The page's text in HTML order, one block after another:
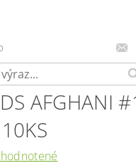
AFGHANI